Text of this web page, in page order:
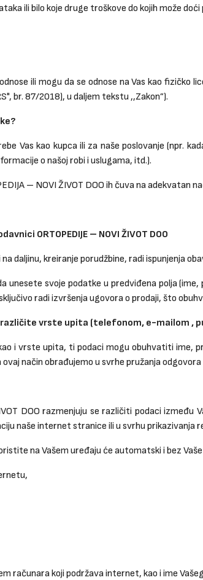
ili bilo koje druge troškove do kojih može
ili mogu da se odnose na Vas kao
br. 87/2018), u daljem tekstu ,,Zakon”).
Vas kao kupca ili za naše poslovanje (npr.
o našoj robi i uslugama, itd.).
– NOVI ŽIVOT DOO ih čuva na adekvatan
ORTOPEDIJE – NOVI ŽIVOT DOO
daljinu, kreiranje porudžbine, radi ispunjenja
svoje podatke u predviđena polja
radi izvršenja ugovora o prodaji, što
– različite vrste upita (telefonom, e-mailom ,
i vrste upita, ti podaci mogu obuhvatiti
način obrađujemo u svrhe pružanja odgovora
DOO razmenjuju se različiti podaci
naše internet stranice ili u svrhu prikazivanja
na Vašem uređaju će automatski i bez
računara koji podržava internet, kao i ime Vašeg